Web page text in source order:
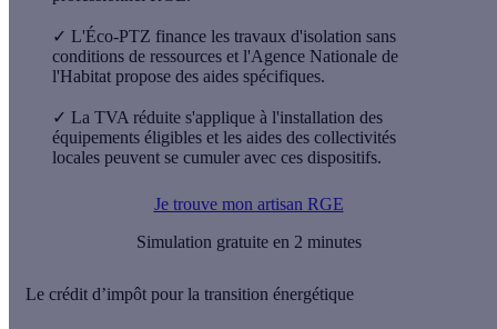
✓ L'Éco-PTZ finance les travaux d'isolation sans
conditions de ressources et l'Agence Nationale de
l'Habitat propose des aides spécifiques.
✓ La TVA réduite s'applique à l'installation des
équipements éligibles et les aides des collectivités
locales peuvent se cumuler avec ces dispositifs.
Je trouve mon artisan RGE
Simulation gratuite en 2 minutes
Le crédit d’impôt pour la transition énergétique